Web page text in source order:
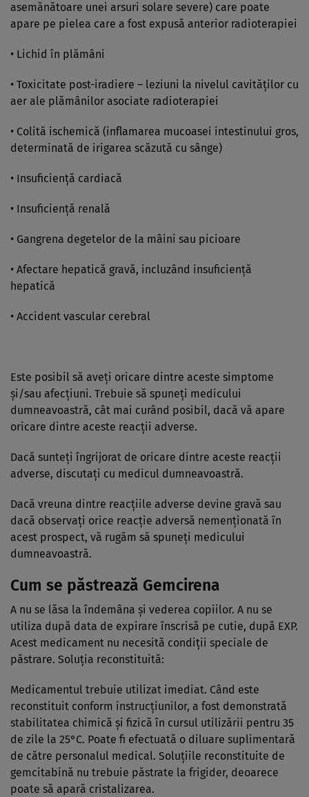
asemănătoare unei arsuri solare severe) care poate
apare pe pielea care a fost expusă anterior radioterapiei
• Lichid în plămâni
• Toxicitate post-iradiere – leziuni la nivelul cavităţilor cu
aer ale plămânilor asociate radioterapiei
• Colită ischemică (inflamarea mucoasei intestinului gros,
determinată de irigarea scăzută cu sânge)
• Insuficienţă cardiacă
• Insuficienţă renală
• Gangrena degetelor de la mâini sau picioare
• Afectare hepatică gravă, incluzând insuficienţă
hepatică
• Accident vascular cerebral
Este posibil să aveţi oricare dintre aceste simptome
şi/sau afecţiuni. Trebuie să spuneţi medicului
dumneavoastră, cât mai curând posibil, dacă vă apare
oricare dintre aceste reacţii adverse.
Dacă sunteţi îngrijorat de oricare dintre aceste reacţii
adverse, discutaţi cu medicul dumneavoastră.
Dacă vreuna dintre reacţiile adverse devine gravă sau
dacă observaţi orice reacţie adversă nemenţionată în
acest prospect, vă rugăm să spuneţi medicului
dumneavoastră.
Cum se păstrează Gemcirena
A nu se lăsa la îndemâna şi vederea copiilor. A nu se
utiliza după data de expirare înscrisă pe cutie, după EXP.
Acest medicament nu necesită condiţii speciale de
păstrare. Soluţia reconstituită:
Medicamentul trebuie utilizat imediat. Când este
reconstituit conform instrucţiunilor, a fost demonstrată
stabilitatea chimică şi fizică în cursul utilizării pentru 35
de zile la 25°C. Poate fi efectuată o diluare suplimentară
de către personalul medical. Soluţiile reconstituite de
gemcitabină nu trebuie păstrate la frigider, deoarece
poate să apară cristalizarea.